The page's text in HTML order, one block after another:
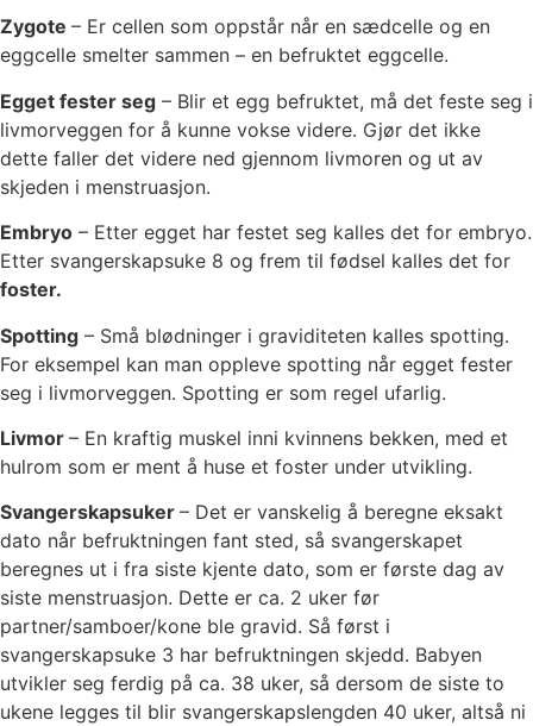
Zygote – Er cellen som oppstår når en sædcelle og en
eggcelle smelter sammen – en befruktet eggcelle.
Egget fester seg – Blir et egg befruktet, må det feste seg i
livmorveggen for å kunne vokse videre. Gjør det ikke
dette faller det videre ned gjennom livmoren og ut av
skjeden i menstruasjon.
Embryo – Etter egget har festet seg kalles det for embryo.
Etter svangerskapsuke 8 og frem til fødsel kalles det for
foster.
Spotting – Små blødninger i graviditeten kalles spotting.
For eksempel kan man oppleve spotting når egget fester
seg i livmorveggen. Spotting er som regel ufarlig.
Livmor – En kraftig muskel inni kvinnens bekken, med et
hulrom som er ment å huse et foster under utvikling.
Svangerskapsuker – Det er vanskelig å beregne eksakt
dato når befruktningen fant sted, så svangerskapet
beregnes ut i fra siste kjente dato, som er første dag av
siste menstruasjon. Dette er ca. 2 uker før
partner/samboer/kone ble gravid. Så først i
svangerskapsuke 3 har befruktningen skjedd. Babyen
utvikler seg ferdig på ca. 38 uker, så dersom de siste to
ukene legges til blir svangerskapslengden 40 uker, altså ni